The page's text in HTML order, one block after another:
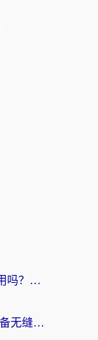
海外党必看：Quickback和引力好用吗？3分钟搞懂回国加速器怎么选
海外党必看：电视VPN回国+多设备无缝访问国内资源的实用指南